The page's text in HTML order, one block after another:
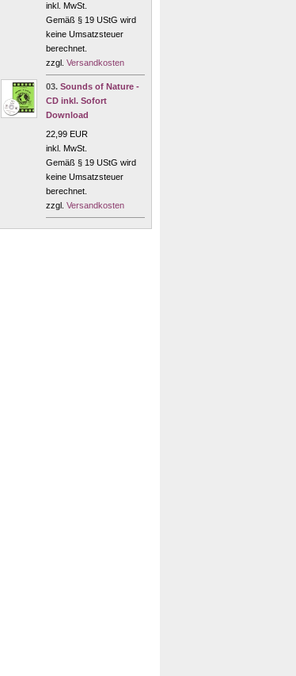
inkl. MwSt.
Gemäß § 19 UStG wird
keine Umsatzsteuer
berechnet.
zzgl. Versandkosten
03. Sounds of Nature -
CD inkl. Sofort
Download
22,99 EUR
inkl. MwSt.
Gemäß § 19 UStG wird
keine Umsatzsteuer
berechnet.
zzgl. Versandkosten